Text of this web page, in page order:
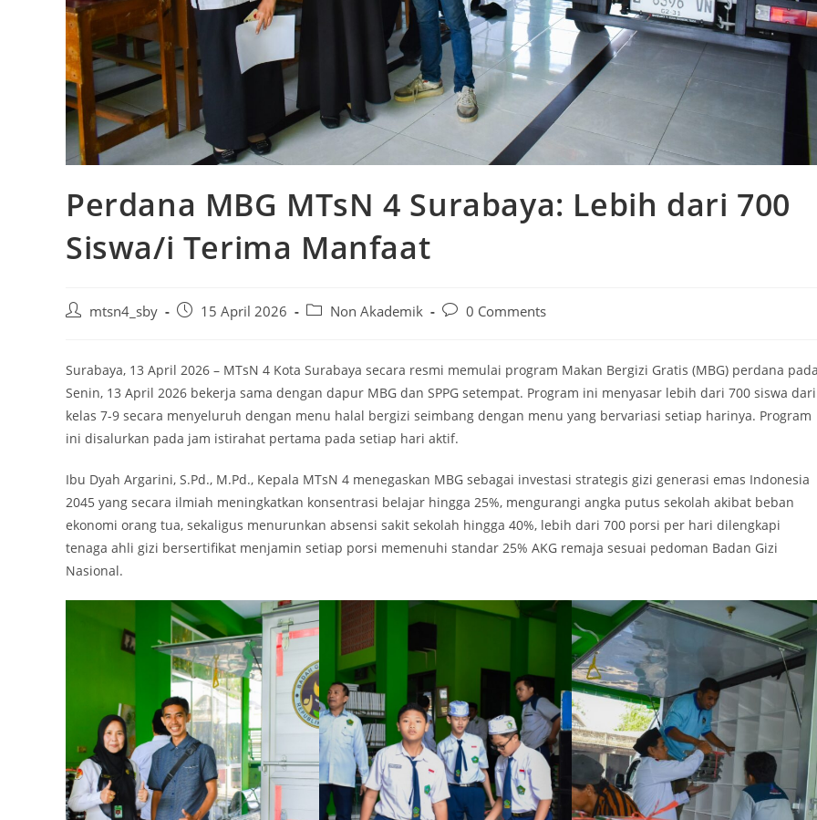
Perdana MBG MTsN 4 Surabaya: Lebih dari 700
Siswa/i Terima Manfaat
mtsn4_sby 15 April 2026 Non Akademik 0 Comments
Surabaya, 13 April 2026 – MTsN 4 Kota Surabaya secara resmi memulai program Makan Bergizi Gratis (MBG) perdana
Senin, 13 April 2026 bekerja sama dengan dapur MBG dan SPPG setempat. Program ini menyasar lebih dari 700 siswa dari
kelas 7-9 secara menyeluruh dengan menu halal bergizi seimbang dengan menu yang bervariasi setiap harinya. Program
ini disalurkan pada jam istirahat pertama pada setiap hari aktif.
Ibu Dyah Argarini, S.Pd., M.Pd., Kepala MTsN 4 menegaskan MBG sebagai investasi strategis gizi generasi emas Indonesia
2045 yang secara ilmiah meningkatkan konsentrasi belajar hingga 25%, mengurangi angka putus sekolah akibat beban
ekonomi orang tua, sekaligus menurunkan absensi sakit sekolah hingga 40%, lebih dari 700 porsi per hari dilengkapi
tenaga ahli gizi bersertifikat menjamin setiap porsi memenuhi standar 25% AKG remaja sesuai pedoman Badan Gizi
Nasional.